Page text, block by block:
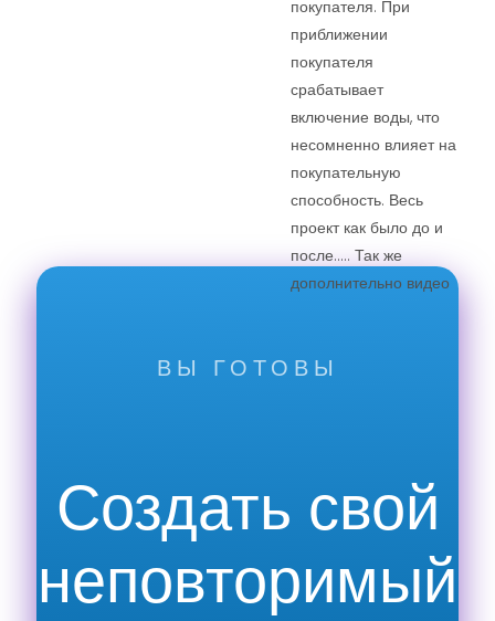
покупателя. При
приближении
покупателя
срабатывает
включение воды, что
несомненно влияет на
покупательную
способность. Весь
проект как было до и
после….. Так же
дополнительно видео
ВЫ ГОТОВЫ
Создать свой
неповторимый